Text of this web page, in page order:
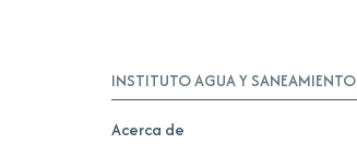
INSTITUTO AGUA Y SANEAMIENTO
Acerca de